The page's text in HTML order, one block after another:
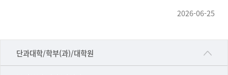
2026-06-25
단과대학/학부(과)/대학원
■인문대학
▷국어국문학부